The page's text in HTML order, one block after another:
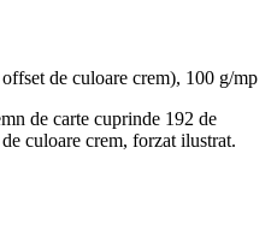
de culoare crem), 100 g/mp
de carte cuprinde 192 de
culoare crem, forzat ilustrat.